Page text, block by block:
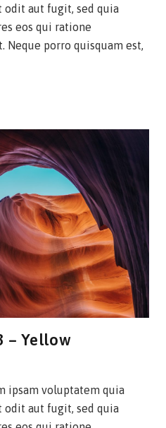
odit aut fugit, sed quia
eos qui ratione
Neque porro quisquam est,
– Yellow
ipsam voluptatem quia
odit aut fugit, sed quia